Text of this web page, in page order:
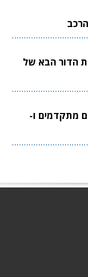
הדור הבא של
מתקדמים ו-